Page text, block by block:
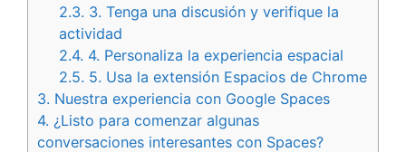
2.3. 3. Tenga una discusión y verifique la
actividad
2.4. 4. Personaliza la experiencia espacial
2.5. 5. Usa la extensión Espacios de Chrome
3. Nuestra experiencia con Google Spaces
4. ¿Listo para comenzar algunas
conversaciones interesantes con Spaces?